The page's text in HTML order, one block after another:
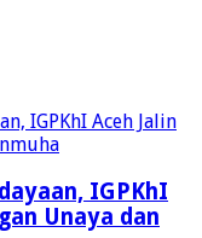
IGPKhI
Unaya dan